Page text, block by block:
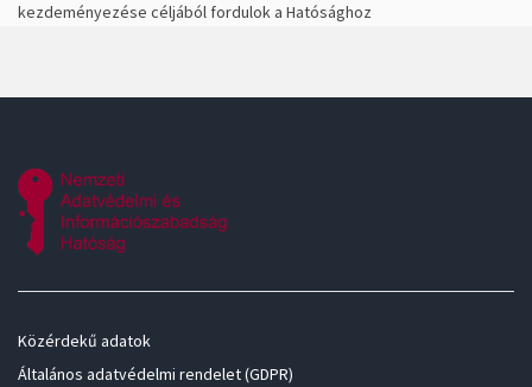
kezdeményezése céljából fordulok a Hatósághoz
Közérdekű adatok
Általános adatvédelmi rendelet (GDPR)